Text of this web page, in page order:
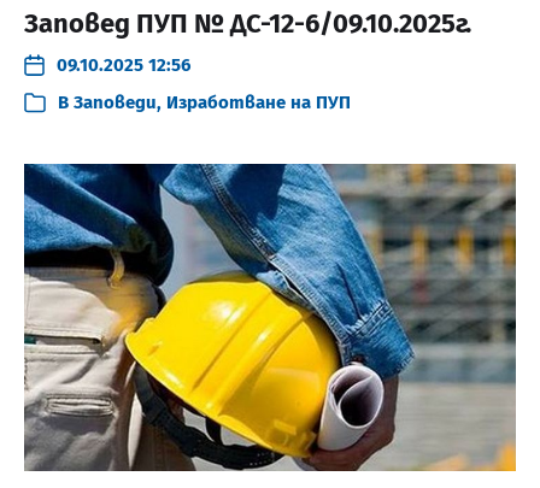
Заповед ПУП № ДС-12-6/09.10.2025г.
09.10.2025 12:56
В Заповеди, Изработване на ПУП